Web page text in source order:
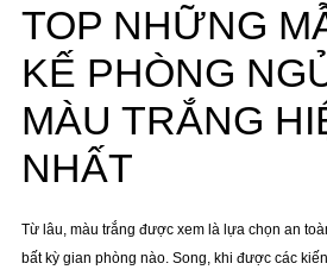
TOP NHỮNG
KẾ PHÒNG
MÀU TRẮNG
NHẤT
Từ lâu, màu trắng được xem là lựa chọn an
bất kỳ gian phòng nào. Song, khi được các